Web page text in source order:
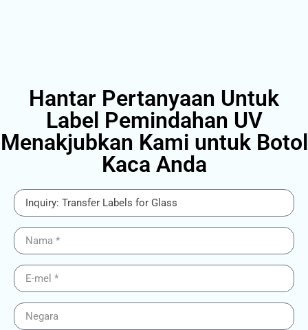
Hantar Pertanyaan Untuk
Label Pemindahan UV
Menakjubkan Kami untuk Botol
Kaca Anda